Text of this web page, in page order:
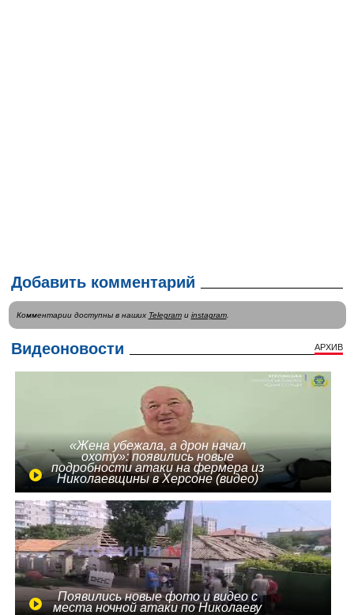
Добавить комментарий
Комментарии доступны в наших Telegramи instagram.
Видеоновости АРХИВ
«Жена убежала, а дрон начал
охоту»: появились новые
подробности атаки на фермера из
Николаевщины в Херсоне (видео)
Появились новые фото и видео с
места ночной атаки по Николаеву